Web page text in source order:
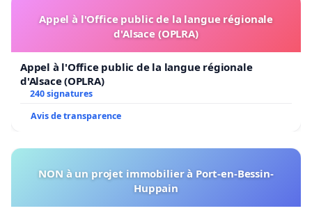
Appel à l'Office public de la langue régionale
d'Alsace (OPLRA)
Appel à l'Office public de la langue régionale
d'Alsace (OPLRA)
240 signatures
Avis de transparence
NON à un projet immobilier à Port-en-Bessin-
Huppain